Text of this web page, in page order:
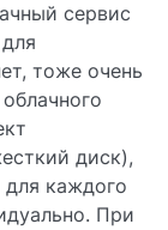
сервис
тоже очень
диск),
для каждого
При